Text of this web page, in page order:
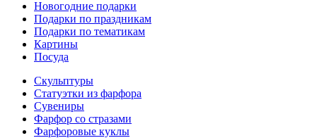
Новогодние подарки
Подарки по праздникам
Подарки по тематикам
Картины
Посуда
Скульптуры
Статуэтки из фарфора
Сувениры
Фарфор со стразами
Фарфоровые куклы